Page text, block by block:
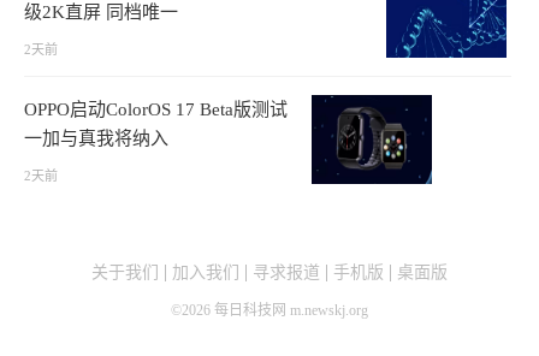
级2K直屏 同档唯一
2天前
OPPO启动ColorOS 17 Beta版测试
一加与真我将纳入
2天前
关于我们 加入我们 寻求报道 手机版 桌面版
©2026 每日科技网 m.newskj.org